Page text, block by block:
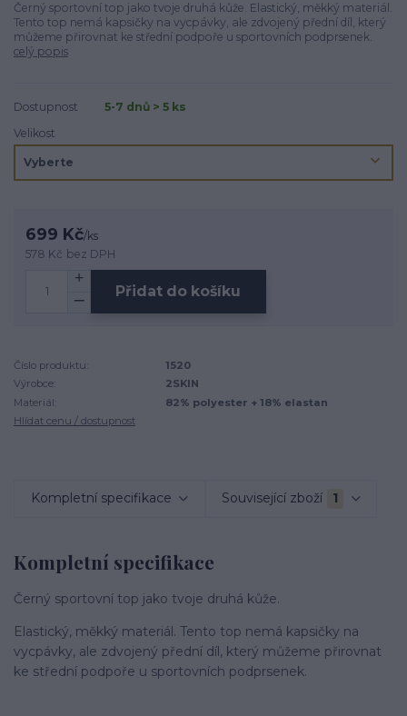
Černý sportovní top jako tvoje druhá kůže. Elastický, měkký materiál.
Tento top nemá kapsičky na vycpávky, ale zdvojený přední díl, který
můžeme přirovnat ke střední podpoře u sportovních podprsenek.
celý popis
Dostupnost
5-7 dnů > 5 ks
Velikost
699 Kč/ks
578 Kč bez DPH
Přidat do košíku
Číslo produktu:
1520
Výrobce:
2SKIN
Materiál:
82% polyester + 18% elastan
Hlídat cenu / dostupnost
Kompletní specifikace Související zboží 1
Kompletní specifikace
Černý sportovní top jako tvoje druhá kůže.
Elastický, měkký materiál. Tento top nemá kapsičky na
vycpávky, ale zdvojený přední díl, který můžeme přirovnat
ke střední podpoře u sportovních podprsenek.